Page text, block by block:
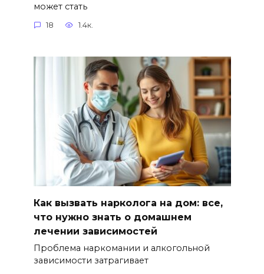
может стать
18 1.4к.
Как вызвать нарколога на дом: все,
что нужно знать о домашнем
лечении зависимостей
Проблема наркомании и алкогольной
зависимости затрагивает